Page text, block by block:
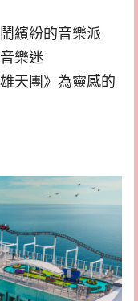
繽紛的音樂派
樂迷
天團》為靈感的